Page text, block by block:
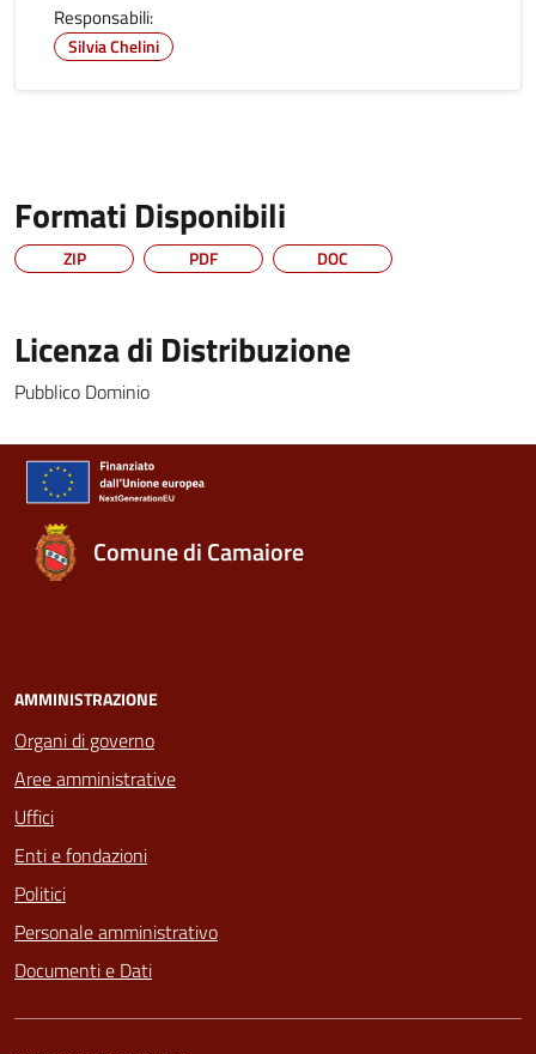
Responsabili:
Silvia Chelini
Formati Disponibili
ZIP PDF DOC
Licenza di Distribuzione
Pubblico Dominio
Comune di Camaiore
AMMINISTRAZIONE
Organi di governo
Aree amministrative
Uffici
Enti e fondazioni
Politici
Personale amministrativo
Documenti e Dati